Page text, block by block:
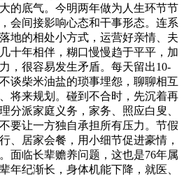
的底气。今明两年做为人生环节节
会间接影响心态和干事形态。连系
地的相处小方式，运营好亲情、夫
十年相伴，糊口慢慢趋于平平，加
，很容易发生矛盾。每天留出10-
谈柴米油盐的琐事埋怨，聊聊相互
将来规划。碰到不合时，先沉着再
分派家庭义务，家务、照应白叟、
要让一方独自承担所有压力。节假
、居家会餐，用小细节促进豪情，
面临长辈赡养问题，这也是76年属
年纪渐长，身体机能下降，就医、